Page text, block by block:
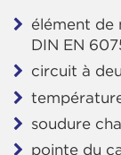
élément de
DIN EN
circuit à
soudure
pointe du